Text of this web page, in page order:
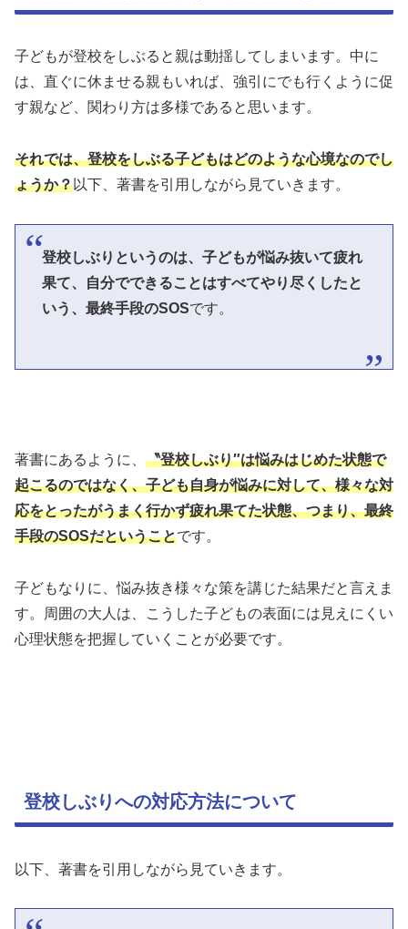
子どもが登校をしぶると親は動揺してしまいます。中に
は、直ぐに休ませる親もいれば、強引にでも行くように促
す親など、関わり方は多様であると思います。
それでは、登校をしぶる子どもはどのような心境なのでし
ょうか？以下、著書を引用しながら見ていきます。
登校しぶりというのは、子どもが悩み抜いて疲れ
果て、自分でできることはすべてやり尽くしたと
いう、最終手段のSOSです。
著書にあるように、 〝登校しぶり″は悩みはじめた状態で
起こるのではなく、子ども自身が悩みに対して、様々な対
応をとったがうまく行かず疲れ果てた状態、つまり、最終
手段のSOSだということです。
子どもなりに、悩み抜き様々な策を講じた結果だと言えま
す。周囲の大人は、こうした子どもの表面には見えにくい
心理状態を把握していくことが必要です。
登校しぶりへの対応方法について
以下、著書を引用しながら見ていきます。